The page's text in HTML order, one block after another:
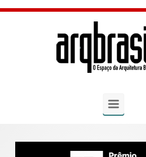
Skip to main content